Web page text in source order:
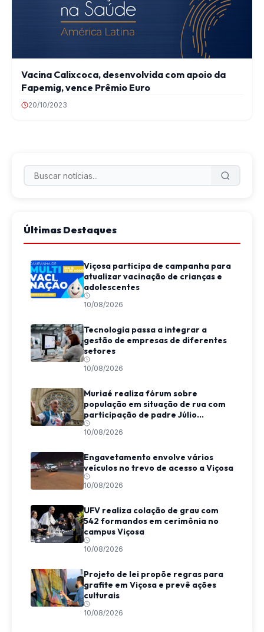
Vacina Calixcoca, desenvolvida com apoio da
Fapemig, vence Prêmio Euro
20/10/2023
Últimas Destaques
Viçosa participa de campanha para
atualizar vacinação de crianças e
adolescentes
10/08/2026
Tecnologia passa a integrar a
gestão de empresas de diferentes
setores
10/08/2026
Muriaé realiza fórum sobre
população em situação de rua com
participação de padre Júlio
Lancellotti
10/08/2026
Engavetamento envolve vários
veículos no trevo de acesso a Viçosa
10/08/2026
UFV realiza colação de grau com
542 formandos em cerimônia no
campus Viçosa
10/08/2026
Projeto de lei propõe regras para
grafite em Viçosa e prevê ações
culturais
10/08/2026